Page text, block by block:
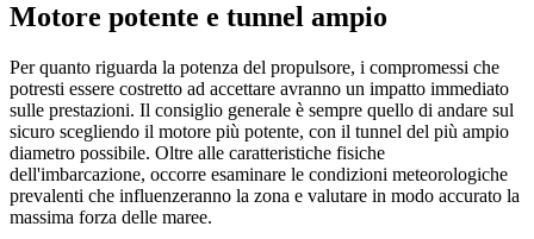
Motore potente e tunnel ampio
Per quanto riguarda la potenza del propulsore, i compromessi che
potresti essere costretto ad accettare avranno un impatto immediato
sulle prestazioni. Il consiglio generale è sempre quello di andare sul
sicuro scegliendo il motore più potente, con il tunnel del più ampio
diametro possibile. Oltre alle caratteristiche fisiche
dell'imbarcazione, occorre esaminare le condizioni meteorologiche
prevalenti che influenzeranno la zona e valutare in modo accurato la
massima forza delle maree.